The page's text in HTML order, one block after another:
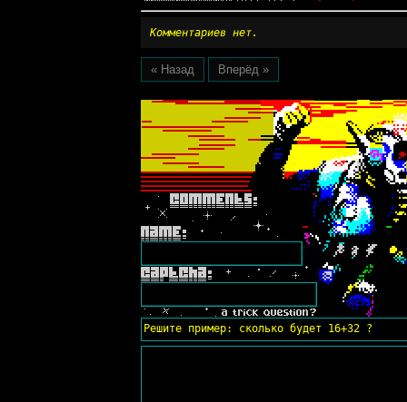
Комментариев нет.
« Назад Вперёд »
Решите пример: сколько будет 16+32 ?